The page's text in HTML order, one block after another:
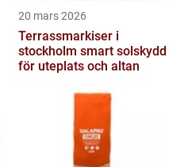
20 mars 2026
Terrassmarkiser i
stockholm smart solskydd
för uteplats och altan